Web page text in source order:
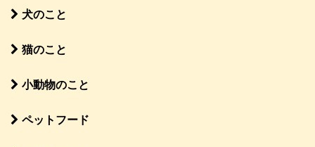
犬のこと
猫のこと
小動物のこと
ペットフード